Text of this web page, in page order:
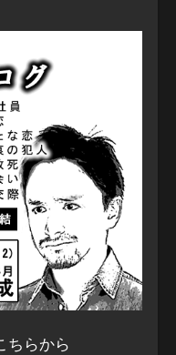
ちらから